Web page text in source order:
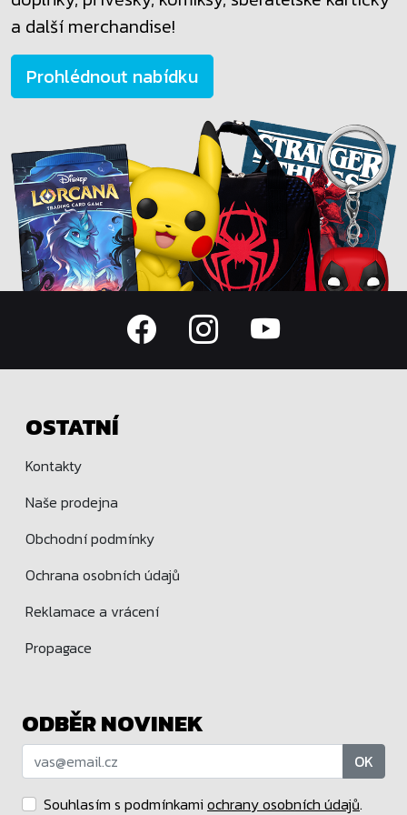
a další merchandise!
Prohlédnout nabídku
OSTATNÍ
Kontakty
Naše prodejna
Obchodní podmínky
Ochrana osobních údajů
Reklamace a vrácení
Propagace
ODBĚR NOVINEK
OK
Souhlasím s podmínkami ochrany osobních údajů.